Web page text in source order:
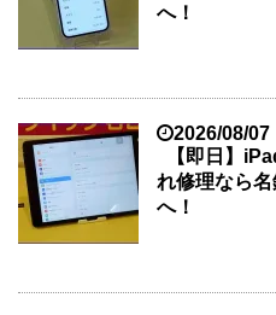
へ！
2026/08/07
【即日】
れ修理なら
へ！